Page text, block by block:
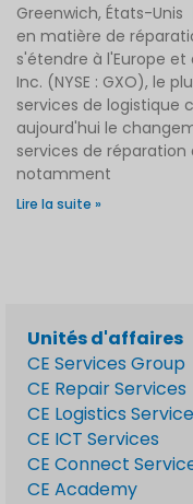
Greenwich, États-Unis
en matière de
s'étendre à l'Europe et
Inc. (NYSE : GXO), le
services de logistique
aujourd'hui le
services de
notamment
Lire la suite »
Unités d'affaires
CE Services Group
CE Repair Services
CE Logistics
CE ICT Services
CE Connect
CE Academy